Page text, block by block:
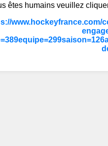
êtes humains veuillez